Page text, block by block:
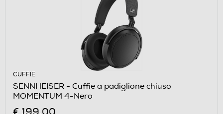
CUFFIE
SENNHEISER - Cuffie a padiglione chiuso
MOMENTUM 4-Nero